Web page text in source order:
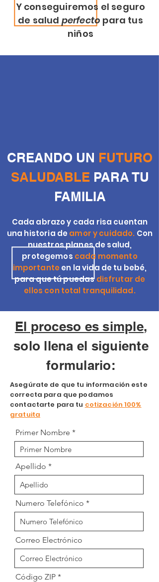
Y conseguiremos el seguro
de salud perfecto para tus
niños
CREANDO UN FUTURO
SALUDABLEPARA TU
FAMILIA
Cada abrazo y cada risa cuentan
una historia de amor y cuidado. Con
nuestros planes de salud,
protegemos cada momento
importante en la vida de tu bebé,
para que tú puedasdisfrutar de
ellos con total tranquilidad.
El proceso es simple,
solo llena el siguiente
formulario:
Asegúrate de que tu información este
correcta para que podamos
contactarte para tu cotización 100%
gratuita
Primer Nombre
Apellido
Numero Telefónico
Correo Electrónico
Código ZIP